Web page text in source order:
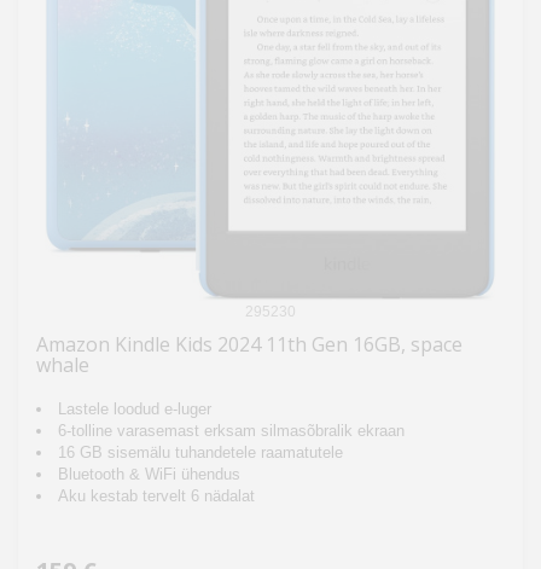
295230
Amazon Kindle Kids 2024 11th Gen 16GB, space
whale
Lastele loodud e-luger
6-tolline varasemast erksam silmasõbralik ekraan
16 GB sisemälu tuhandetele raamatutele
Bluetooth & WiFi ühendus
Aku kestab tervelt 6 nädalat